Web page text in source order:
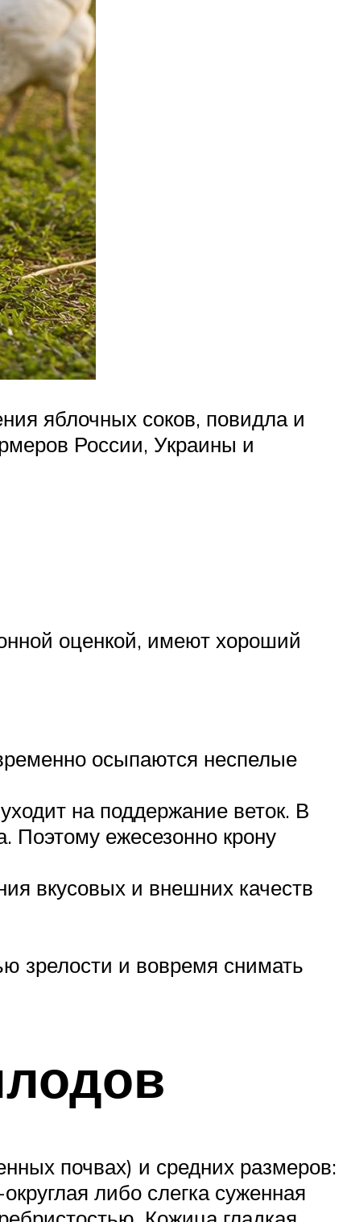
яблочных соков, повидла и
России, Украины и
оценкой, имеют хороший
осыпаются неспелые
на поддержание веток. В
Поэтому ежесезонно крону
вкусовых и внешних качеств
зрелости и вовремя снимать
почвах) и средних размеров:
либо слегка суженная